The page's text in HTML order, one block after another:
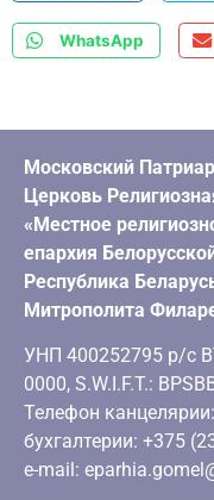
WhatsApp
Московский
Церковь
«Местное
епархия
Республика
Митрополита
УНП 400252795 р/с
0000, S.W.I.F.T.:
Телефон
бухгалтерии: +375
e-mail: